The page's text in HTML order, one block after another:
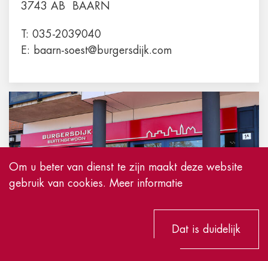
3743 AB
BAARN
T: 035-2039040
E:
baarn-soest@burgersdijk.com
Om u beter van dienst te zijn maakt deze website
gebruik van cookies. Meer informatie
Dat is duidelijk